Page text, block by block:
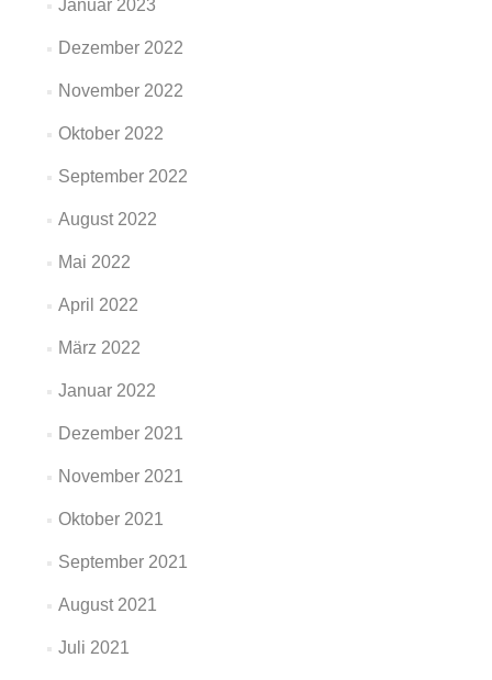
Januar 2023
Dezember 2022
November 2022
Oktober 2022
September 2022
August 2022
Mai 2022
April 2022
März 2022
Januar 2022
Dezember 2021
November 2021
Oktober 2021
September 2021
August 2021
Juli 2021